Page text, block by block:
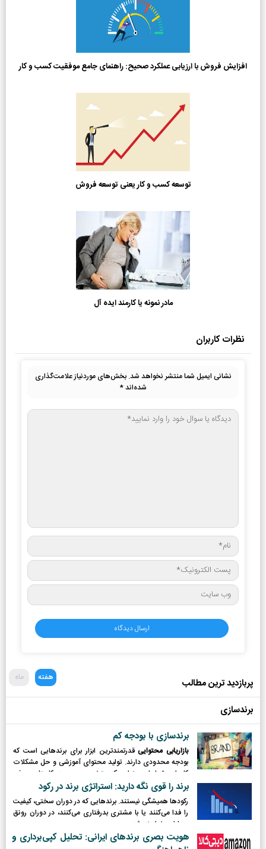
افزایش فروش با ارزیابی عملکرد صحیح: راهنمای جامع موفقیت کسب و کار
توسعه کسب و کار یعنی توسعه فروش
مادر نمونه یا کارمند ایده آل
نظرات کاربران
نشانی ایمیل شما منتشر نخواهد شد. بخش‌های موردنیاز علامت‌گذاری
شده‌اند*
پربازدید ترین مطالب هفته ماه
برندسازی
برندسازی با بودجه کم
بازاریابی محتواییقدرتمندترین ابزار برای برندهایی است که
بودجه محدودی دارند. تولید محتوای آموزشی و حل مشکلات
کاربران، شما را به عنوان یک متخصص در حوزه کاریتان معرفی
می‌کند.
برند را قوی نگه دارید: استراتژی برند در رکود
رکودها همیشگی نیستند. برندهایی که در دوران سختی، کیفیت
را فدا می‌کنند یا با مشتری بدرفتاری می‌کنند، در دوران رونق
مجازات خواهند شد.
هویت بصری برندهای ایرانی: تحلیل کپی‌برداری و